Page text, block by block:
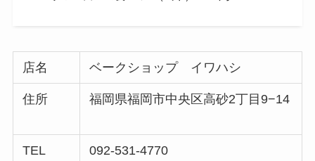
店名 ベークショップ イワハシ
住所 福岡県福岡市中央区高砂2丁目9−14
TEL 092-531-4770